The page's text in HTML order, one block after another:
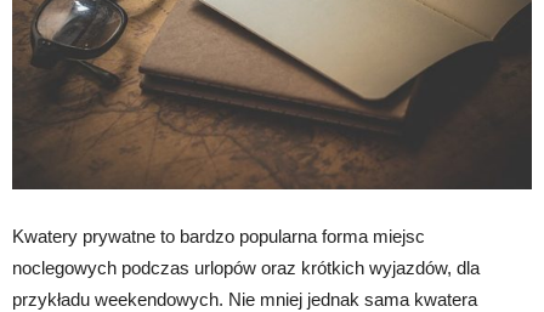
Kwatery prywatne to bardzo popularna forma miejsc
noclegowych podczas urlopów oraz krótkich wyjazdów, dla
przykładu weekendowych. Nie mniej jednak sama kwatera